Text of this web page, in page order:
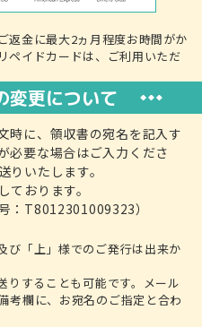
返金に最大2ヵ月程度お時間がか
ペイドカードは、ご利用いただ
変更について
時に、領収書の宛名を記入す
必要な場合はご入力くださ
りいたします。
ております。
：T8012301009323）
び「上」様でのご発行は出来か
することも可能です。メール
考欄に、お宛名のご指定と合わ